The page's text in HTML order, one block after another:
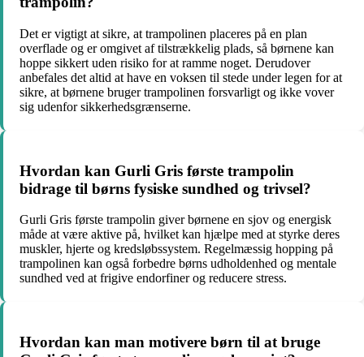
Det er vigtigt at sikre, at trampolinen placeres på en plan
overflade og er omgivet af tilstrækkelig plads, så børnene kan
hoppe sikkert uden risiko for at ramme noget. Derudover
anbefales det altid at have en voksen til stede under legen for at
sikre, at børnene bruger trampolinen forsvarligt og ikke vover
sig udenfor sikkerhedsgrænserne.
Hvordan kan Gurli Gris første trampolin
bidrage til børns fysiske sundhed og trivsel?
Gurli Gris første trampolin giver børnene en sjov og energisk
måde at være aktive på, hvilket kan hjælpe med at styrke deres
muskler, hjerte og kredsløbssystem. Regelmæssig hopping på
trampolinen kan også forbedre børns udholdenhed og mentale
sundhed ved at frigive endorfiner og reducere stress.
Hvordan kan man motivere børn til at bruge